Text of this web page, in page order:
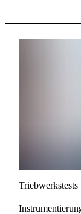
Triebwerkstests